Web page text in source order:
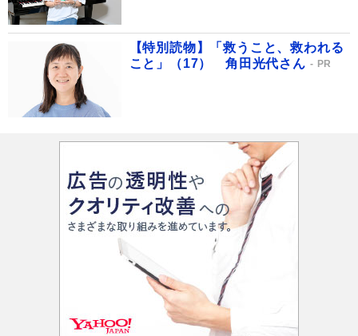
【特別読物】「救うこと、救われる
こと」（17） 角田光代さん
PR